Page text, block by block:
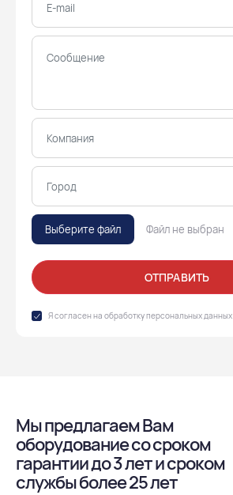
Выберите файл Файл не выбран
ОТПРАВИТЬ
Я согласен на обработкуперсональных данных
Мы предлагаем Вам
оборудование со сроком
гарантии до 3 лет и сроком
службы более 25 лет